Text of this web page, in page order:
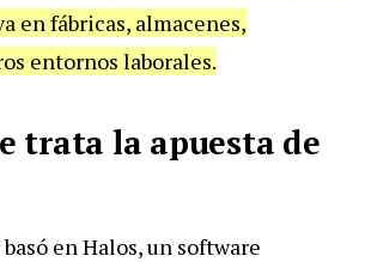
en fábricas, almacenes,
entornos laborales.
trata la apuesta de
en Halos, un software